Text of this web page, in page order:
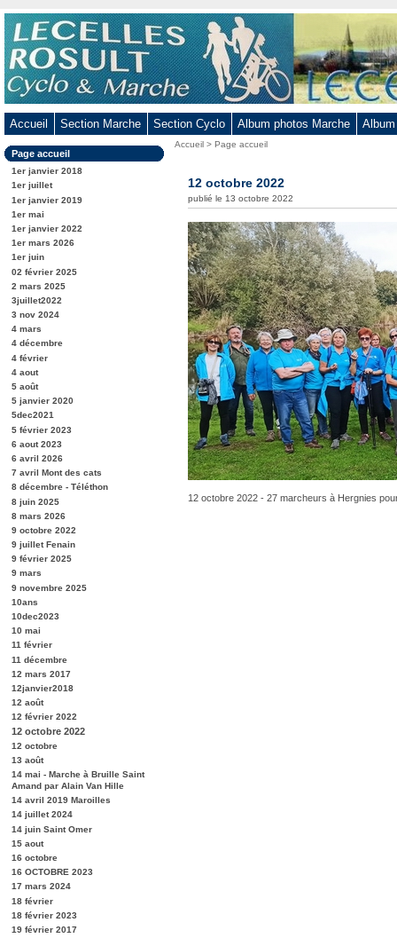
Aller
au
contenu
-
Aller
menu
principal
-
Aller
à
la
recherche
Accueil Section Marche Section Cyclo Album photos Marche
Dans
la
rubrique
:
Page accueil
1er janvier 2018
1er juillet
1er janvier 2019
1er mai
1er janvier 2022
1er mars 2026
1er juin
02 février 2025
2 mars 2025
3juillet2022
3 nov 2024
4 mars
4 décembre
4 février
4 aout
5 août
5 janvier 2020
5dec2021
5 février 2023
6 aout 2023
6 avril 2026
7 avril Mont des cats
8 décembre - Téléthon
8 juin 2025
8 mars 2026
9 octobre 2022
9 juillet Fenain
9 février 2025
9 mars
9 novembre 2025
10ans
10dec2023
10 mai
11 février
11 décembre
12 mars 2017
12janvier2018
12 août
12 février 2022
12 octobre 2022
12 octobre
13 août
14 mai - Marche à Bruille Saint
Amand par Alain Van Hille
14 avril 2019 Maroilles
14 juillet 2024
14 juin Saint Omer
15 aout
16 octobre
16 OCTOBRE 2023
17 mars 2024
18 février
18 février 2023
19 février 2017
Vous
Accueil >Page accueil
12 octobre 2022
publié le 13 octobre 2022
12 octobre 2022 - 27 marcheurs à Hergnies